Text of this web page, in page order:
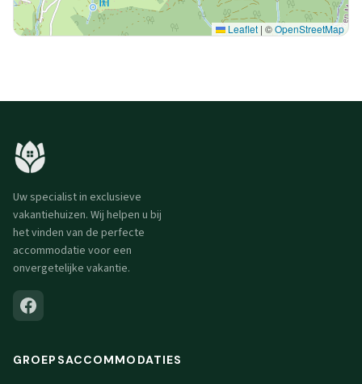
Leaflet | ©OpenStreetMap
Uw specialist in exclusieve
vakantiehuizen. Wij helpen u bij
het vinden van de perfecte
accommodatie voor een
onvergetelijke vakantie.
GROEPSACCOMMODATIES